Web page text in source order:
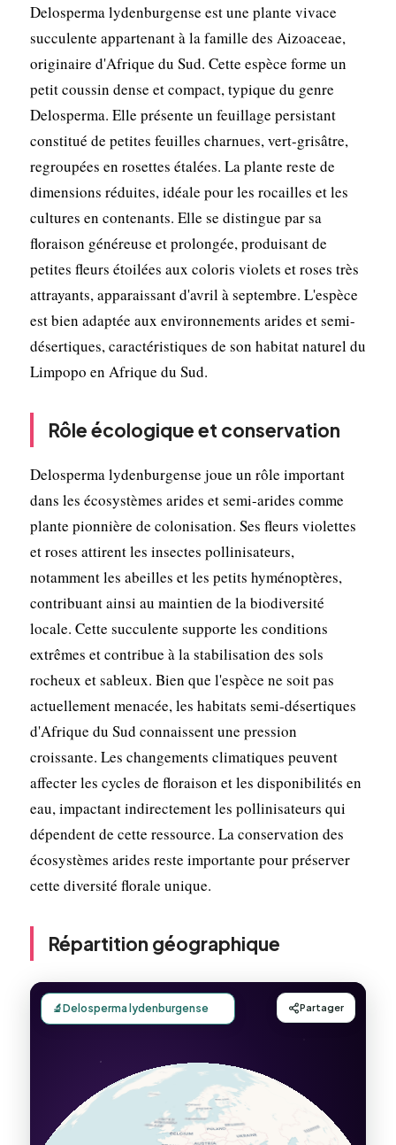
Delosperma lydenburgense est une plante vivace
succulente appartenant à la famille des Aizoaceae,
originaire d'Afrique du Sud. Cette espèce forme un
petit coussin dense et compact, typique du genre
Delosperma. Elle présente un feuillage persistant
constitué de petites feuilles charnues, vert-grisâtre,
regroupées en rosettes étalées. La plante reste de
dimensions réduites, idéale pour les rocailles et les
cultures en contenants. Elle se distingue par sa
floraison généreuse et prolongée, produisant de
petites fleurs étoilées aux coloris violets et roses très
attrayants, apparaissant d'avril à septembre. L'espèce
est bien adaptée aux environnements arides et semi-
désertiques, caractéristiques de son habitat naturel du
Limpopo en Afrique du Sud.
Rôle écologique et conservation
Delosperma lydenburgense joue un rôle important
dans les écosystèmes arides et semi-arides comme
plante pionnière de colonisation. Ses fleurs violettes
et roses attirent les insectes pollinisateurs,
notamment les abeilles et les petits hyménoptères,
contribuant ainsi au maintien de la biodiversité
locale. Cette succulente supporte les conditions
extrêmes et contribue à la stabilisation des sols
rocheux et sableux. Bien que l'espèce ne soit pas
actuellement menacée, les habitats semi-désertiques
d'Afrique du Sud connaissent une pression
croissante. Les changements climatiques peuvent
affecter les cycles de floraison et les disponibilités en
eau, impactant indirectement les pollinisateurs qui
dépendent de cette ressource. La conservation des
écosystèmes arides reste importante pour préserver
cette diversité florale unique.
Répartition géographique